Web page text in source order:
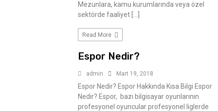
Mezunlara, kamu kurumlarında veya özel
sektörde faaliyet […]
Read More
Espor Nedir?
admin Mart 19, 2018
Espor Nedir? Espor Hakkında Kısa Bilgi Espor
Nedir? Espor, bazı bilgisayar oyunlarının
profesyonel oyuncular profesyonel liglerde